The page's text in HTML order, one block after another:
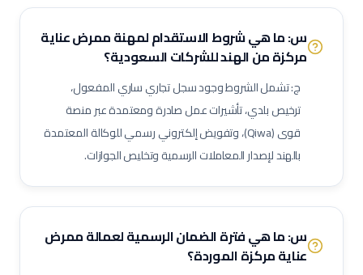
مشغل عمليات إنتاج
مشغل غرفة تحكم
مسؤول سلامة وصحة مهنية (نفط وغاز)
مراقب حرائق وسلامة
منسق تصاريح عمل
مشرف إنتاج
مشرف صيانة (نفط وغاز)
مهندس أنابيب
مهندس ميكانيك (نفط وغاز)
مهندس كهرباء (نفط وغاز)
فني اختبار هيدروليكي
حاسب كميات
طاهي / شيف محترف
س: ما هي شروط الاستقدام لمهنةممرض عناية
مركزةمن الهند للشركات السعودية؟
ج: تشمل الشروط وجود سجل تجاري ساري المفعول،
ترخيص بلدي، تأشيرات عمل صادرة ومعتمدة عبر منصة
قوى (Qiwa)، وتفويض إلكتروني رسمي للوكالة المعتمدة
بالهند لإصدار المعاملات الرسمية وتخليص الجوازات.
س: ما هي فترة الضمان الرسمية لعمالةممرض
عناية مركزةالموردة؟